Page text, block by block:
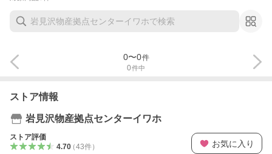
0件中
0〜0件
ストア情報
岩見沢物産拠点センターイワホ
ストア評価
4.70（43件） お気に入り